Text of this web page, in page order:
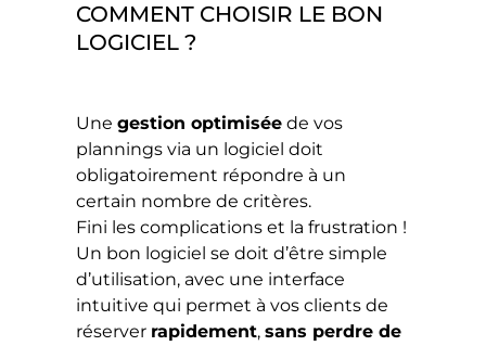
COMMENT CHOISIR LE BON
LOGICIEL ?
Une gestion optimisée de vos
plannings via un logiciel doit
obligatoirement répondre à un
certain nombre de critères.
Fini les complications et la frustration !
Un bon logiciel se doit d’être simple
d’utilisation, avec une interface
intuitive qui permet à vos clients de
réserver rapidement, sans perdre de